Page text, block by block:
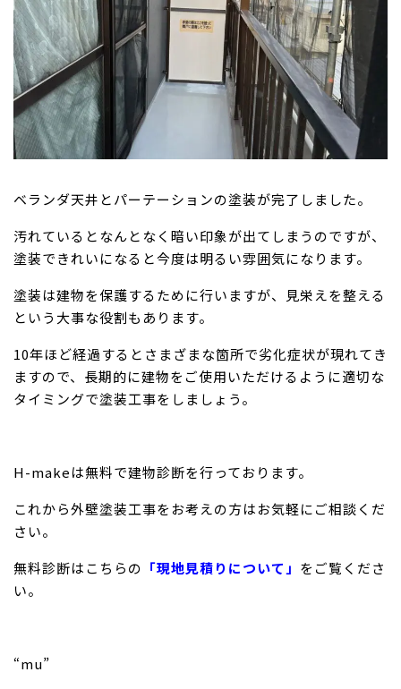
ベランダ天井とパーテーションの塗装が完了しました。
汚れているとなんとなく暗い印象が出てしまうのですが、
塗装できれいになると今度は明るい雰囲気になります。
塗装は建物を保護するために行いますが、見栄えを整える
という大事な役割もあります。
10年ほど経過するとさまざまな箇所で劣化症状が現れてき
ますので、長期的に建物をご使用いただけるように適切な
タイミングで塗装工事をしましょう。
H-makeは無料で建物診断を行っております。
これから外壁塗装工事をお考えの方はお気軽にご相談くだ
さい。
無料診断はこちらの 「現地見積りについて」 をご覧くださ
い。
“mu”